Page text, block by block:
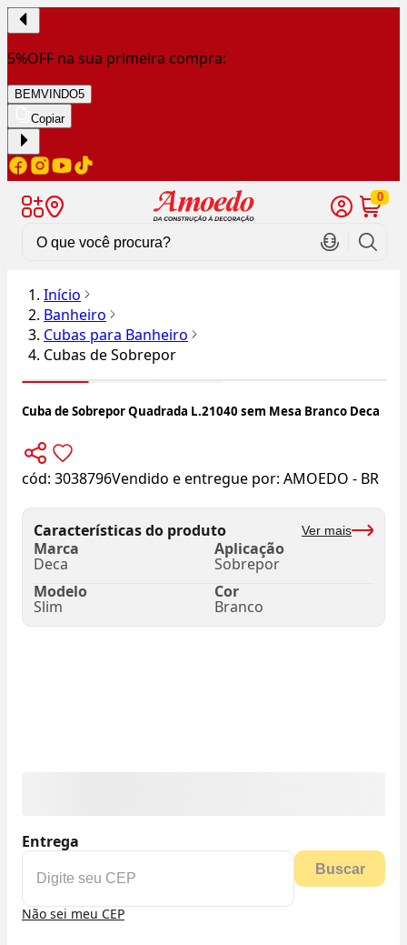
5%OFF na sua primeira compra:
BEMVINDO5
Copiar
0
Início
Banheiro
Cubas para Banheiro
Cubas de Sobrepor
Cuba de Sobrepor Quadrada L.21040 sem Mesa Branco Deca
cód: 3038796Vendido e entregue por: AMOEDO - BR
Características do produto Ver mais
Marca
Deca
Aplicação
Sobrepor
Modelo
Slim
Cor
Branco
Entrega
Buscar
Não sei meu CEP